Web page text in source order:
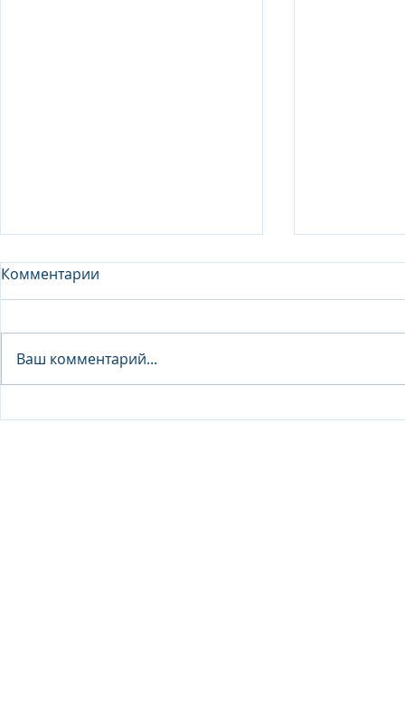
Junior Analyst / Analyst -
Комментарии
Ваш комментарий...